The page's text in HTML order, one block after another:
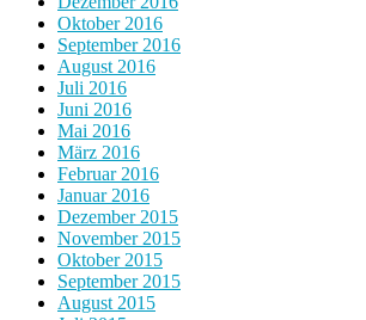
Oktober 2016
September 2016
August 2016
Juli 2016
Juni 2016
Mai 2016
März 2016
Februar 2016
Januar 2016
Dezember 2015
November 2015
Oktober 2015
September 2015
August 2015